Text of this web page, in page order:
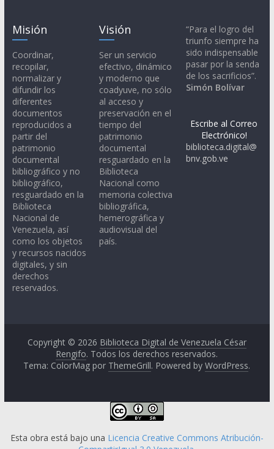
Misión
Coordinar,
recopilar,
normalizar y
difundir los
diferentes
documentos
reproducidos a
partir del
patrimonio
documental
bibliográfico y no
bibliográfico,
resguardado en la
Biblioteca
Nacional de
Venezuela, así
como los objetos
y recursos nacidos
digitales, y sin
derechos
reservados.
Visión
Ser un servicio
efectivo, dinámico
y moderno que
coadyuve, no sólo
al acceso y
preservación en el
tiempo del
patrimonio
documental
resguardado en la
Biblioteca
Nacional como
memoria colectiva
bibliográfica,
hemerográfica y
audiovisual del
país.
“Para el logro del
triunfo siempre ha
sido indispensable
pasar por la senda
de los sacrificios”.
Simón Bolívar
Escribe al Correo
Electrónico!
biblioteca.digital@
bnv.gob.ve
Copyright © 2026 Biblioteca Digital de Venezuela César
Rengifo. Todos los derechos reservados.
Tema: ColorMag por ThemeGrill. Powered byWordPress.
Esta obra está bajo una Licencia Creative Commons Atribución-